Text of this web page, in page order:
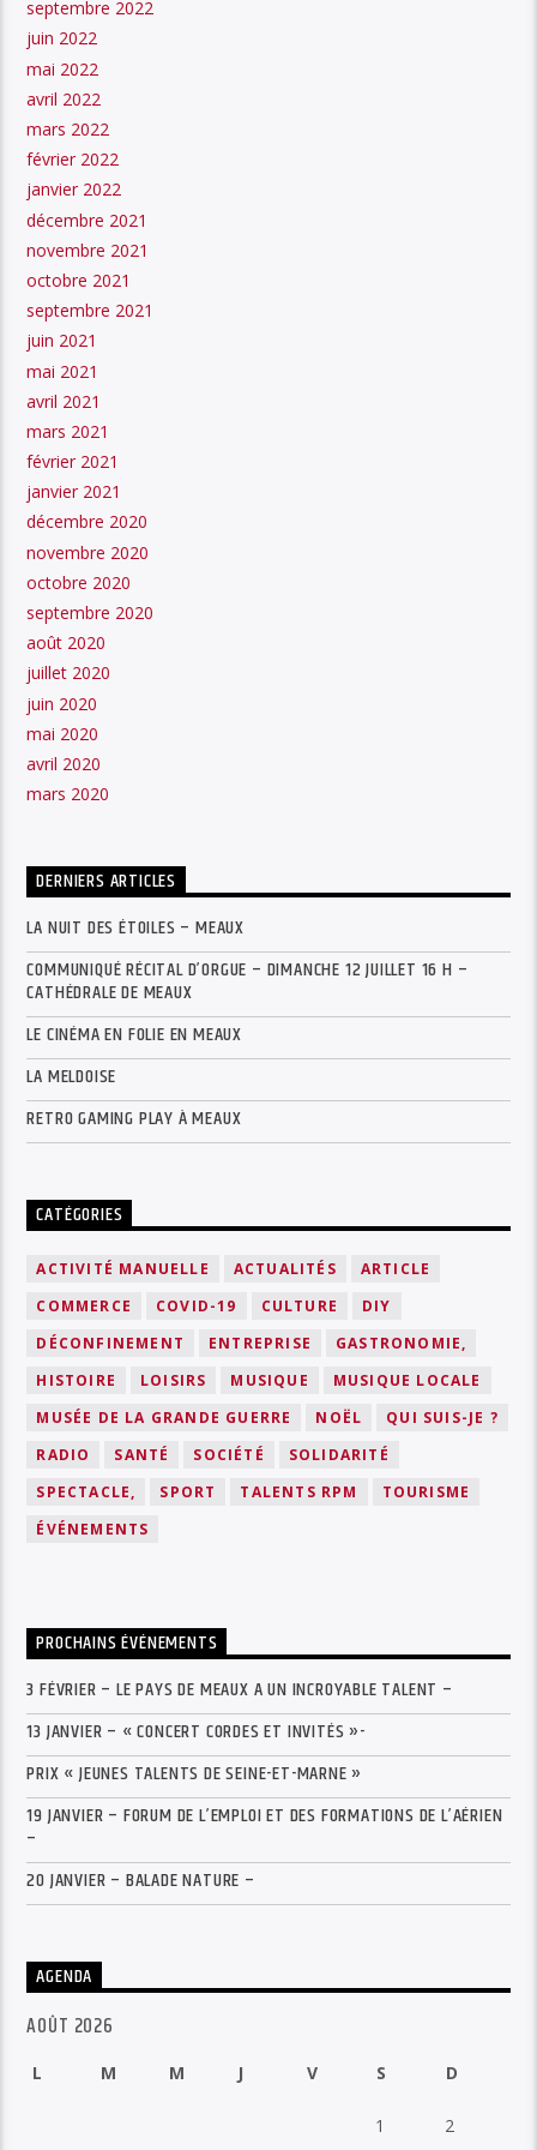
septembre 2022
juin 2022
mai 2022
avril 2022
mars 2022
février 2022
janvier 2022
décembre 2021
novembre 2021
octobre 2021
septembre 2021
juin 2021
mai 2021
avril 2021
mars 2021
février 2021
janvier 2021
décembre 2020
novembre 2020
octobre 2020
septembre 2020
août 2020
juillet 2020
juin 2020
mai 2020
avril 2020
mars 2020
DERNIERS ARTICLES
LA NUIT DES ÉTOILES – MEAUX
COMMUNIQUÉ RÉCITAL D’ORGUE – DIMANCHE 12 JUILLET 16 H –
CATHÉDRALE DE MEAUX
LE CINÉMA EN FOLIE EN MEAUX
LA MELDOISE
RETRO GAMING PLAY À MEAUX
CATÉGORIES
ACTIVITÉ MANUELLE ACTUALITÉS
ARTICLE
COMMERCE
COVID-19 CULTURE
DIY
DÉCONFINEMENT
ENTREPRISE
GASTRONOMIE,
HISTOIRE
LOISIRS MUSIQUE
MUSIQUE LOCALE
MUSÉE DE LA GRANDE GUERRE
NOËL
QUI SUIS-JE ?
RADIO
SANTÉ SOCIÉTÉ
SOLIDARITÉ
SPECTACLE,
SPORT TALENTS RPM
TOURISME
ÉVÉNEMENTS
PROCHAINS ÉVÉNEMENTS
3 FÉVRIER – LE PAYS DE MEAUX A UN INCROYABLE TALENT –
13 JANVIER – « CONCERT CORDES ET INVITÉS »-
PRIX « JEUNES TALENTS DE SEINE-ET-MARNE »
19 JANVIER – FORUM DE L’EMPLOI ET DES FORMATIONS DE L’AÉRIEN
–
20 JANVIER – BALADE NATURE –
AGENDA
AOÛT 2026
L M M J V S D
1
2